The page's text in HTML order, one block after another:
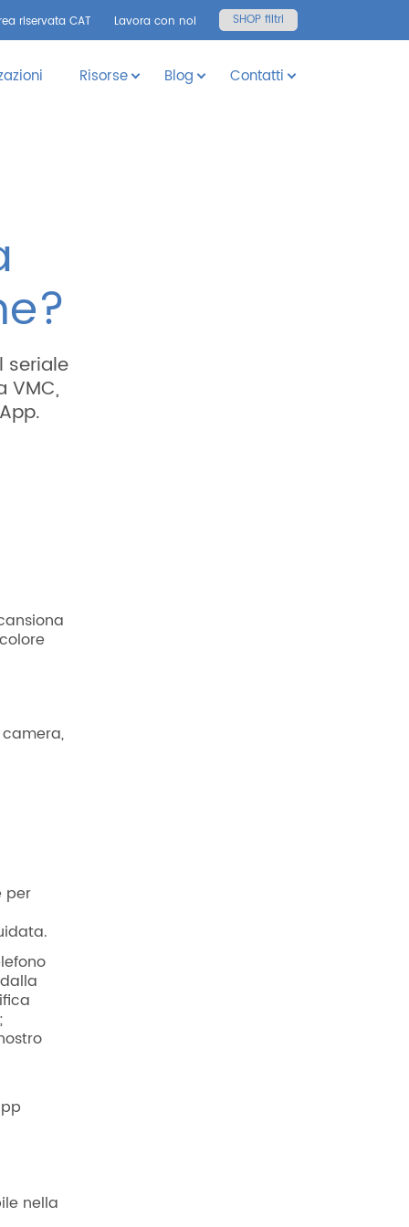
riservata CAT Lavora con noi SHOP filtri
Risorse Blog Contatti
seriale
VMC,
per
nella